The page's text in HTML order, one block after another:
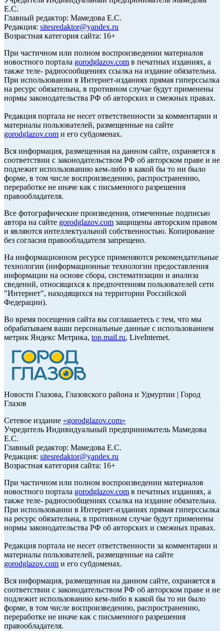
Е.С.
Главный редактор: Мамедова Е.С.
Редакция: sitesredaktor@yandex.ru
Возрастная категория сайта: 16+
При частичном или полном воспроизведении материалов
новостного портала gorodglazov.com в печатных изданиях, а
также теле- радиосообщениях ссылка на издание обязательна.
При использовании в Интернет-изданиях прямая гиперссылка
на ресурс обязательна, в противном случае будут применены
нормы законодательства РФ об авторских и смежных правах.
Редакция портала не несет ответственности за комментарии и
материалы пользователей, размещенные на сайте
gorodglazov.com и его субдоменах.
Вся информация, размещенная на данном сайте, охраняется в
соответствии с законодательством РФ об авторском праве и не
подлежит использованию кем-либо в какой бы то ни было
форме, в том числе воспроизведению, распространению,
переработке не иначе как с письменного разрешения
правообладателя.
Все фотографические произведения, отмеченные подписью
автора на сайте gorodglazov.com защищены авторским правом
и являются интеллектуальной собственностью. Копирование
без согласия правообладателя запрещено.
На информационном ресурсе применяются рекомендательные
технологии (информационные технологии предоставления
информации на основе сбора, систематизации и анализа
сведений, относящихся к предпочтениям пользователей сети
"Интернет", находящихся на территории Российской
Федерации).
Во время посещения сайта вы соглашаетесь с тем, что мы
обрабатываем ваши персональные данные с использованием
метрик Яндекс Метрика, top.mail.ru, LiveInternet.
Новости Глазова, Глазовского района и Удмуртии | Город
Глазов
Сетевое издание «gorodglazov.com»
Учредитель Индивидуальный предприниматель Мамедова
Е.С.
Главный редактор: Мамедова Е.С.
Редакция: sitesredaktor@yandex.ru
Возрастная категория сайта: 16+
При частичном или полном воспроизведении материалов
новостного портала gorodglazov.com в печатных изданиях, а
также теле- радиосообщениях ссылка на издание обязательна.
При использовании в Интернет-изданиях прямая гиперссылка
на ресурс обязательна, в противном случае будут применены
нормы законодательства РФ об авторских и смежных правах.
Редакция портала не несет ответственности за комментарии и
материалы пользователей, размещенные на сайте
gorodglazov.com и его субдоменах.
Вся информация, размещенная на данном сайте, охраняется в
соответствии с законодательством РФ об авторском праве и не
подлежит использованию кем-либо в какой бы то ни было
форме, в том числе воспроизведению, распространению,
переработке не иначе как с письменного разрешения
правообладателя.